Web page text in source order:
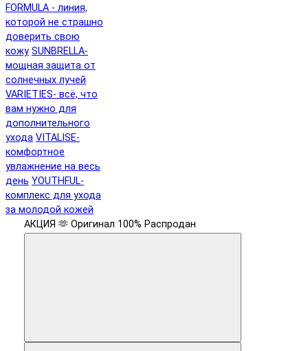
FORMULA - линия,
которой не страшно
доверить свою
кожу SUNBRELLA-
мощная защита от
солнечных лучей
VARIETIES- всё, что
вам нужно для
дополнительного
ухода VITALISE-
комфортное
увлажнение на весь
день YOUTHFUL-
комплекс для ухода
за молодой кожей
АКЦИЯ 🫶 Оригинал 100% Распродан